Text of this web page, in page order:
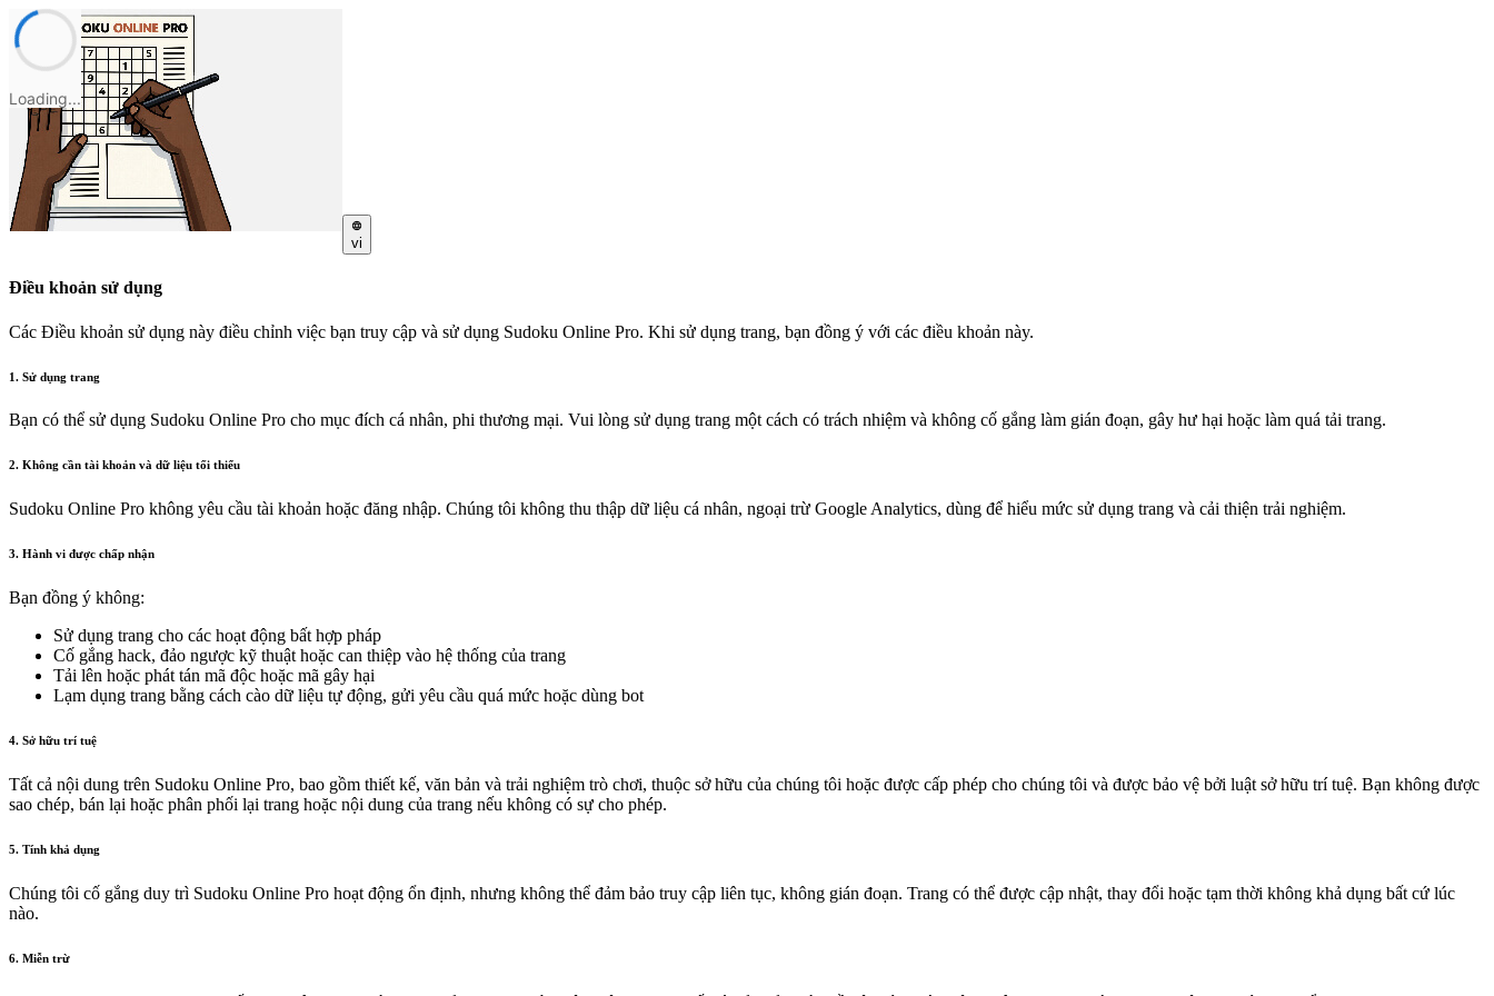
Loading...
vi
Điều khoản sử dụng
Các Điều khoản sử dụng này điều chỉnh việc bạn truy cập và sử dụng Sudoku Online Pro. Khi sử dụng trang, bạn đồng ý với các điều khoản này.
1. Sử dụng trang
Bạn có thể sử dụng Sudoku Online Pro cho mục đích cá nhân, phi thương mại. Vui lòng sử dụng trang một cách có trách nhiệm và không cố gắng làm gián đoạn, gây hư hại hoặc làm quá tải trang.
2. Không cần tài khoản và dữ liệu tối thiểu
Sudoku Online Pro không yêu cầu tài khoản hoặc đăng nhập. Chúng tôi không thu thập dữ liệu cá nhân, ngoại trừ Google Analytics, dùng để hiểu mức sử dụng trang và cải thiện trải nghiệm.
3. Hành vi được chấp nhận
Bạn đồng ý không:
Sử dụng trang cho các hoạt động bất hợp pháp
Cố gắng hack, đảo ngược kỹ thuật hoặc can thiệp vào hệ thống của trang
Tải lên hoặc phát tán mã độc hoặc mã gây hại
Lạm dụng trang bằng cách cào dữ liệu tự động, gửi yêu cầu quá mức hoặc dùng bot
4. Sở hữu trí tuệ
Tất cả nội dung trên Sudoku Online Pro, bao gồm thiết kế, văn bản và trải nghiệm trò chơi, thuộc sở hữu của chúng tôi hoặc được cấp phép cho chúng tôi và được bảo vệ bởi luật sở hữu trí tuệ. Bạn không được
sao chép, bán lại hoặc phân phối lại trang hoặc nội dung của trang nếu không có sự cho phép.
5. Tính khả dụng
Chúng tôi cố gắng duy trì Sudoku Online Pro hoạt động ổn định, nhưng không thể đảm bảo truy cập liên tục, không gián đoạn. Trang có thể được cập nhật, thay đổi hoặc tạm thời không khả dụng bất cứ lúc
nào.
6. Miễn trừ